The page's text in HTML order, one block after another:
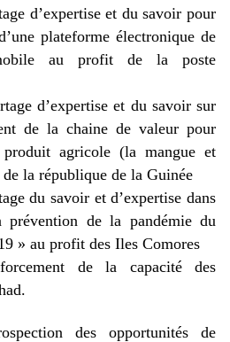
d’expertise et du savoir pour
plateforme électronique de
au profit de la poste
d’expertise et du savoir sur
de la chaine de valeur pour
produit agricole (la mangue et
la république de la Guinée
du savoir et d’expertise dans
de la pandémie du
» au profit des Iles Comores
de la capacité des
des opportunités de